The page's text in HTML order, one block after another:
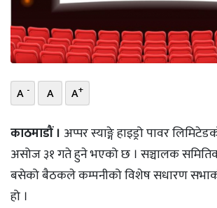
भिडियो
छापा
प्रोफाइल
ऊर्जा
विशेष
A - A A+
काठमाडौं । अप्पर स्याङ्गे हाइड्रो पावर
असोज ३१ गते हुने भएको छ । सञ्चालक
बसेको बैठकले कम्पनीको विशेष सधारण
हो ।